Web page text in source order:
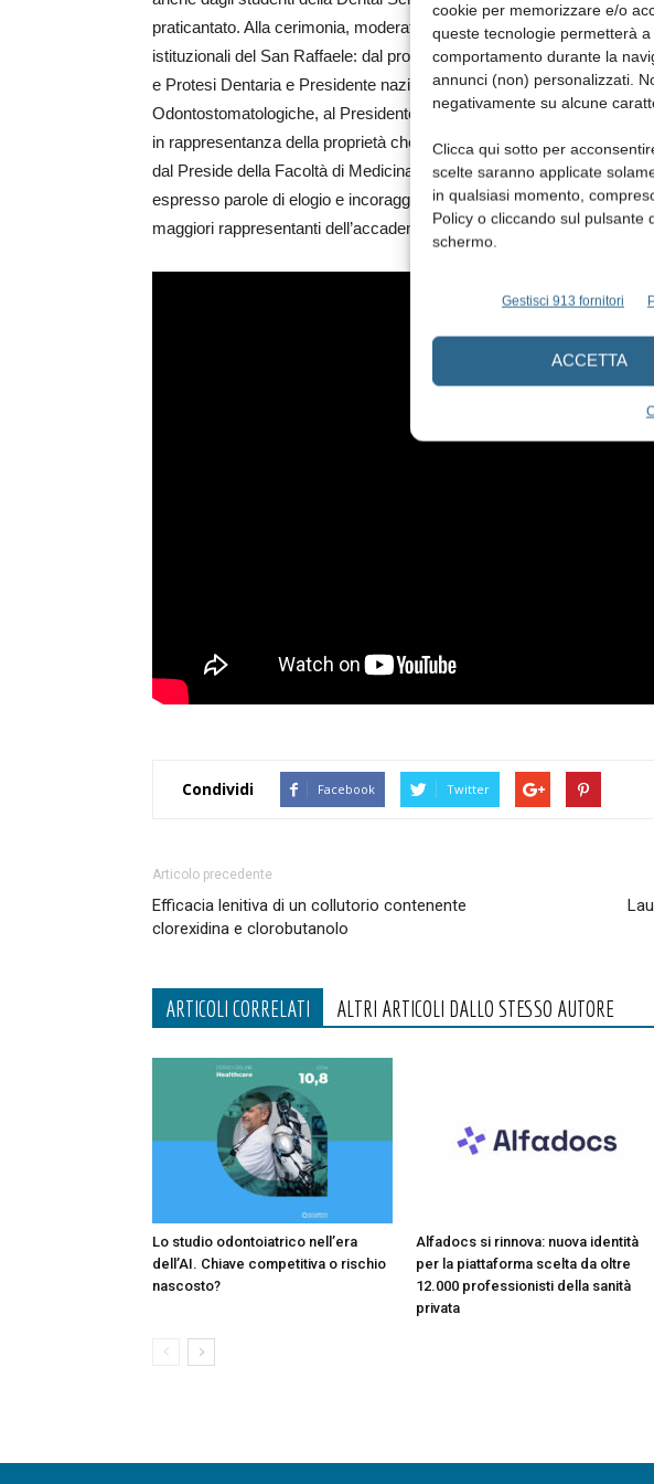
cookie per memorizzare e/o
queste tecnologie permetterà
comportamento durante la
annunci (non) personalizzati.
negativamente su alcune
Clicca qui sotto per
scelte saranno applicate
in qualsiasi momento,
Policy o cliccando sul pulsante
schermo.
Gestisci 913 fornitori
ACCETTA
praticantato. Alla cerimonia, moderata dal giornalista Paolo Del
istituzionali del San Raffaele: dal professor Enrico Gherlone,
e Protesi Dentaria e Presidente nazionale del Collegio dei docenti
Odontostomatologiche, al Presidente del Gruppo San Donato, Paolo
in rappresentanza della proprietà che ha personalmente curato i
dal Preside della Facoltà di Medicina al filosofo e docente dell’ateneo
espresso parole di elogio e incoraggiamento davanti a una platea
maggiori rappresentanti dell’accademia e della professione dentale
Condividi Facebook Twitter
Articolo precedente
Efficacia lenitiva di un collutorio contenente
clorexidina e clorobutanolo
ARTICOLI CORRELATI ALTRI ARTICOLI DALLO STESSO AUTORE
Lo studio odontoiatrico nell’era
dell’AI. Chiave competitiva o rischio
nascosto?
Alfadocs si rinnova: nuova identità
per la piattaforma scelta da oltre
12.000 professionisti della sanità
privata